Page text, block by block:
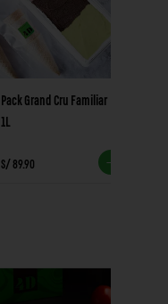
Pack Grand Cru Familiar
1L
S/ 89.90